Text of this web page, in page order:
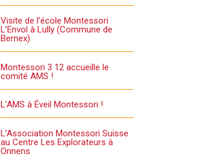
Visite de l’école Montessori
L’Envol à Lully (Commune de
Bernex)
Montessori 3 12 accueille le
comité AMS !
L’AMS à Éveil Montessori !
L’Association Montessori Suisse
au Centre Les Explorateurs à
Onnens